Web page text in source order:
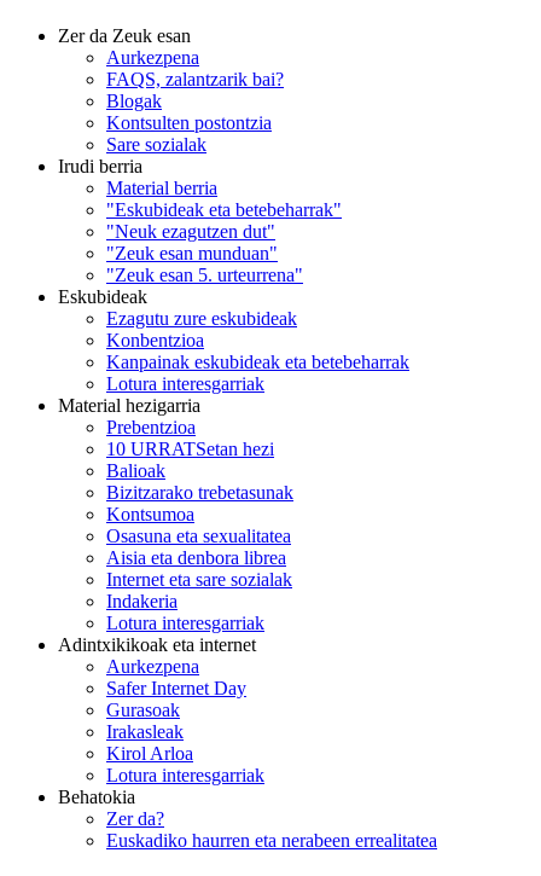
Zer da Zeuk esan
Aurkezpena
FAQS, zalantzarik bai?
Blogak
Kontsulten postontzia
Sare sozialak
Irudi berria
Material berria
"Eskubideak eta betebeharrak"
"Neuk ezagutzen dut"
"Zeuk esan munduan"
"Zeuk esan 5. urteurrena"
Eskubideak
Ezagutu zure eskubideak
Konbentzioa
Kanpainak eskubideak eta betebeharrak
Lotura interesgarriak
Material hezigarria
Prebentzioa
10 URRATSetan hezi
Balioak
Bizitzarako trebetasunak
Kontsumoa
Osasuna eta sexualitatea
Aisia eta denbora librea
Internet eta sare sozialak
Indakeria
Lotura interesgarriak
Adintxikikoak eta internet
Aurkezpena
Safer Internet Day
Gurasoak
Irakasleak
Kirol Arloa
Lotura interesgarriak
Behatokia
Zer da?
Euskadiko haurren eta nerabeen errealitatea